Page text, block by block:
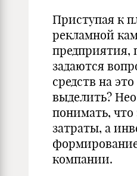
Приступая к
рекламной
предприятия,
задаются
средств на
выделить?
понимать, что
затраты, а
компании.